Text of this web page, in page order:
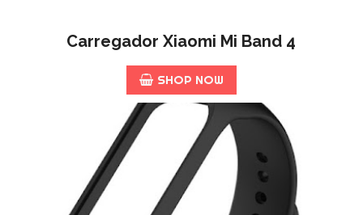
Carregador Xiaomi Mi Band 4
SHOP NOW